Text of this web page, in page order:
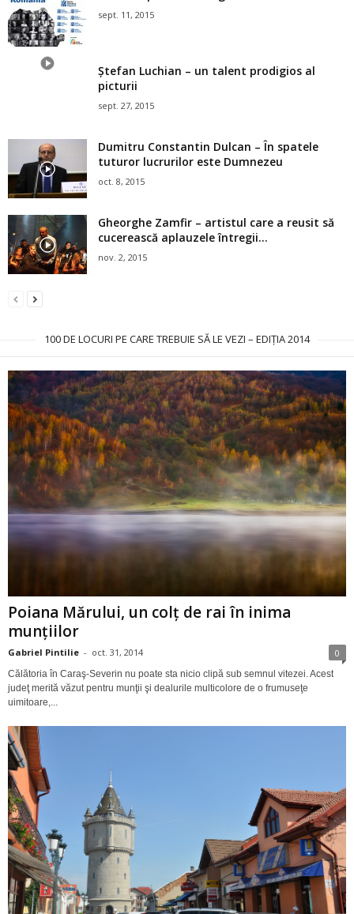
sept. 11, 2015
Ștefan Luchian – un talent prodigios al
picturii
sept. 27, 2015
Dumitru Constantin Dulcan – În spatele
tuturor lucrurilor este Dumnezeu
oct. 8, 2015
Gheorghe Zamfir – artistul care a reusit să
cucerească aplauzele întregii...
nov. 2, 2015
100 DE LOCURI PE CARE TREBUIE SĂ LE VEZI – EDIȚIA 2014
Poiana Mărului, un colţ de rai în inima
munţiilor
Gabriel Pintilie - oct. 31, 2014 0
Călătoria în Caraş-Severin nu poate sta nicio clipă sub semnul vitezei. Acest
judeţ merită văzut pentru munţii şi dealurile multicolore de o frumuseţe
uimitoare,...